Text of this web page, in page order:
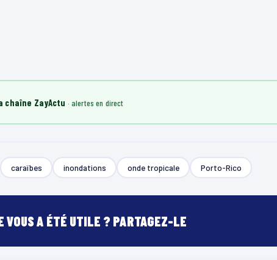
chaîne ZayActu
caraïbes inondations onde tropicale Porto-Rico
VOUS A ÉTÉ UTILE ? PARTAGEZ-LE